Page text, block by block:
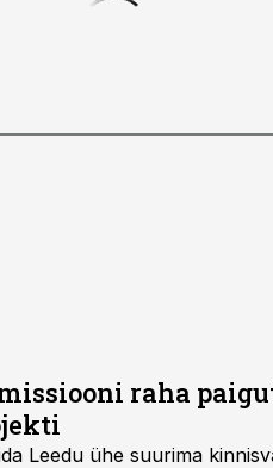
raha
Leedu ühe suurima